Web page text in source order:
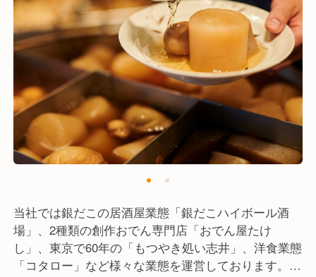
当社では銀だこの居酒屋業態「銀だこハイボール酒
場」、2種類の創作おでん専門店「おでん屋たけ
し」、東京で60年の「もつやき処い志井」、洋食業態
「コタロー」など様々な業態を運営しております。